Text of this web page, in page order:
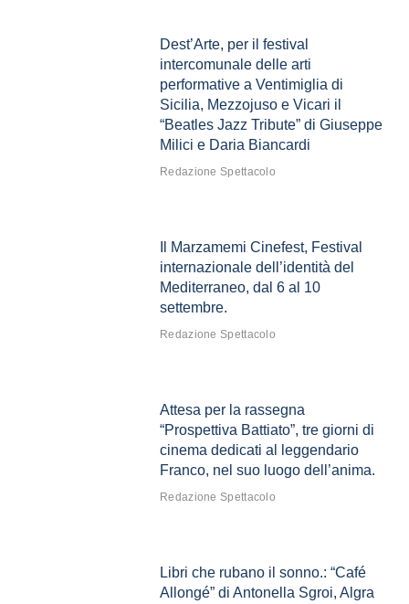
Dest’Arte, per il festival
intercomunale delle arti
performative a Ventimiglia di
Sicilia, Mezzojuso e Vicari il
“Beatles Jazz Tribute” di Giuseppe
Milici e Daria Biancardi
Redazione Spettacolo
Il Marzamemi Cinefest, Festival
internazionale dell’identità del
Mediterraneo, dal 6 al 10
settembre.
Redazione Spettacolo
Attesa per la rassegna
“Prospettiva Battiato”, tre giorni di
cinema dedicati al leggendario
Franco, nel suo luogo dell’anima.
Redazione Spettacolo
Libri che rubano il sonno.: “Café
Allongé” di Antonella Sgroi, Algra